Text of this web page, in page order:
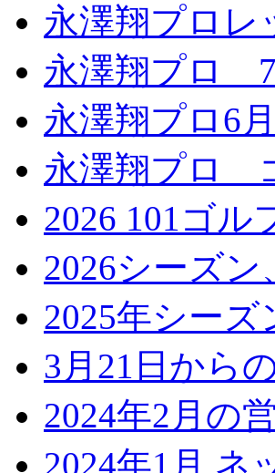
永澤翔プロ
永澤翔プロ
永澤翔プロ6
永澤翔プロ
2026 101ゴル
2026シーズ
2025年シー
3月21日から
2024年2月の
2024年1月 ネ